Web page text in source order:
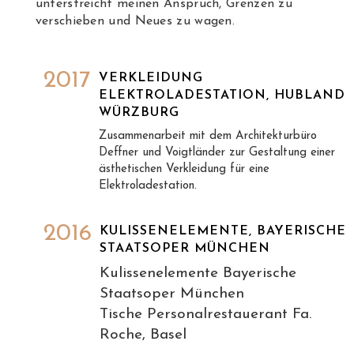
unterstreicht meinen Anspruch, Grenzen zu
verschieben und Neues zu wagen.
2017
VERKLEIDUNG
ELEKTROLADESTATION, HUBLAND
WÜRZBURG
Zusammenarbeit mit dem Architekturbüro
Deffner und Voigtländer zur Gestaltung einer
ästhetischen Verkleidung für eine
Elektroladestation.
2016
KULISSENELEMENTE, BAYERISCHE
STAATSOPER MÜNCHEN
Kulissenelemente Bayerische
Staatsoper München
Tische Personalrestauerant Fa.
Roche, Basel